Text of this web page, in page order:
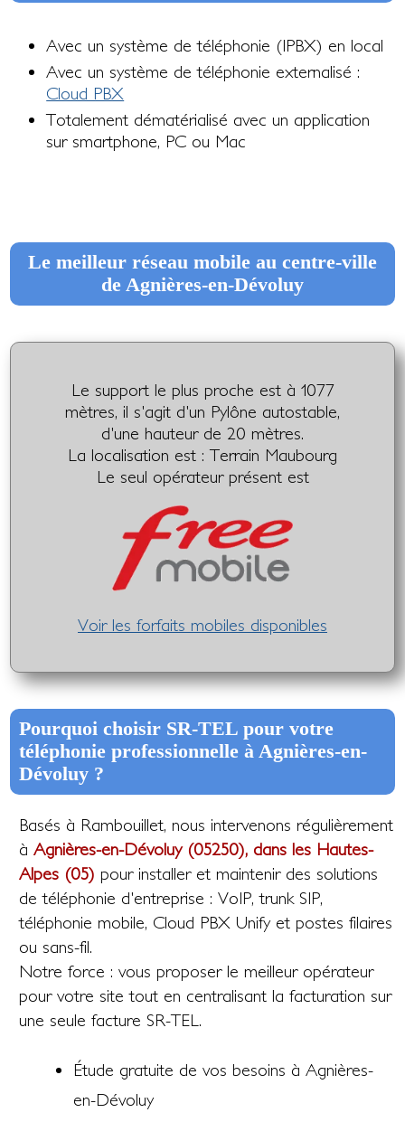
Avec un système de téléphonie (IPBX) en local
Avec un système de téléphonie externalisé :
Cloud PBX
Totalement dématérialisé avec un application
sur smartphone, PC ou Mac
Le meilleur réseau mobile au centre-ville
de Agnières-en-Dévoluy
Le support le plus proche est à 1077
mètres, il s'agit d'un Pylône autostable,
d'une hauteur de 20 mètres.
La localisation est : Terrain Maubourg
Le seul opérateur présent est
Voir les forfaits mobiles disponibles
Pourquoi choisir SR-TEL pour votre
téléphonie professionnelle à Agnières-en-
Dévoluy ?
Basés à Rambouillet, nous intervenons régulièrement
àAgnières-en-Dévoluy (05250), dans les Hautes-
Alpes (05) pour installer et maintenir des solutions
de téléphonie d'entreprise : VoIP, trunk SIP,
téléphonie mobile, Cloud PBX Unify et postes filaires
ou sans-fil.
Notre force : vous proposer le meilleur opérateur
pour votre site tout en centralisant la facturation sur
une seule facture SR-TEL.
Étude gratuite de vos besoins à Agnières-
en-Dévoluy